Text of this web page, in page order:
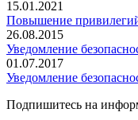
15.01.2021
Повышение
26.08.2015
Уведомление
01.07.2017
Уведомление
Подпишитесь на